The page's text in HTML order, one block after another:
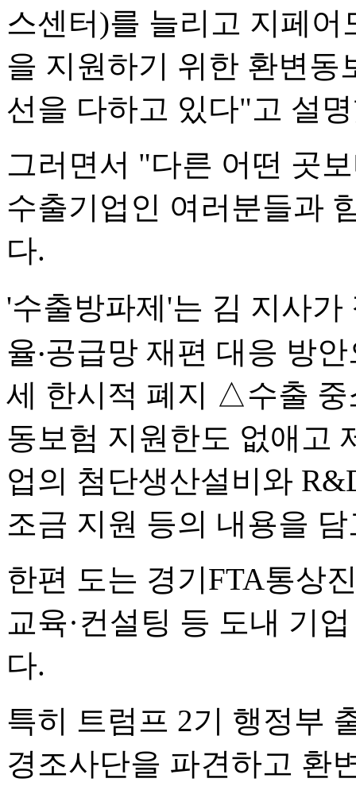
스센터)를 늘리고 지페
을 지원하기 위한 환변동
선을 다하고 있다"고 설
그러면서 "다른 어떤 곳
수출기업인 여러분들과
다.
'수출방파제'는 김 지사가
율‧공급망 재편 대응 방
세 한시적 폐지 △수출 중
동보험 지원한도 없애고
업의 첨단생산설비와
조금 지원 등의 내용을
한편 도는 경기FTA통상
교육·컨설팅 등 도내 기
다.
특히 트럼프 2기 행정부
경조사단을 파견하고 환